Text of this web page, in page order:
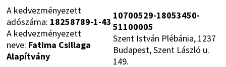
A kedvezményezett
adószáma: 18258789-1-43
A kedvezményezett
neve: Fatima Csillaga
Alapítvány
10700529-18053450-
51100005
Szent István Plébánia, 1237
Budapest, Szent László u.
149.